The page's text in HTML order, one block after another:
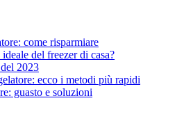
come risparmiare
del freezer di casa?
2023
ecco i metodi più rapidi
guasto e soluzioni